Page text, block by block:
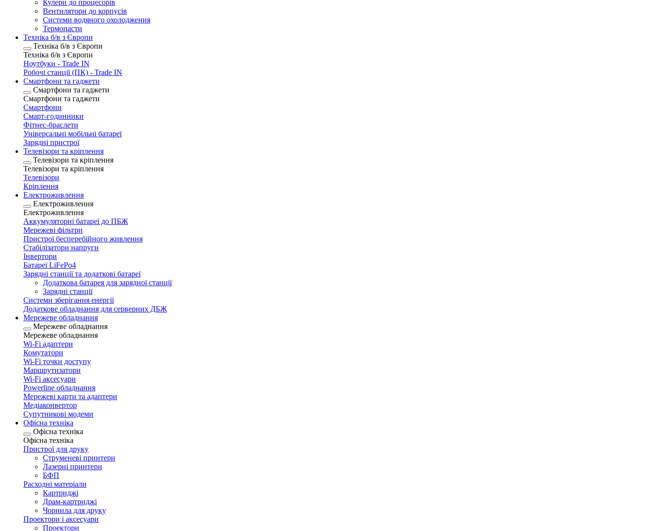
Кулери до процесорів
Вентилятори до корпусів
Системи водяного охолодження
Термопасти
Техніка б/в з Європи
Техніка б/в з Європи
Техніка б/в з Європи
Ноутбуки - Trade IN
Робочі станції (ПК) - Trade IN
Смартфони та гаджети
Смартфони та гаджети
Смартфони та гаджети
Смартфони
Смарт-годинники
Фітнес-браслети
Універсальні мобільні батареї
Зарядні пристрої
Телевізори та кріплення
Телевізори та кріплення
Телевізори та кріплення
Телевізори
Кріплення
Електроживлення
Електроживлення
Електроживлення
Аккумуляторні батареї до ПБЖ
Мережеві фільтри
Пристрої бесперебійного живлення
Стабілізатори напруги
Інвертори
Батареї LiFePo4
Зарядні станції та додаткові батареї
Додаткова батарея для зарядної станції
Зарядні станції
Системи зберігання енергії
Додаткове обладнання для серверних ДБЖ
Мережеве обладнання
Мережеве обладнання
Мережеве обладнання
Wi-Fi адаптери
Комутатори
Wi-Fi точки доступу
Маршрутизатори
Wi-Fi аксесуари
Рowerline обладнання
Мережеві карти та адаптери
Медіаконвертор
Супутникові модеми
Офісна техніка
Офісна техніка
Офісна техніка
Пристрої для друку
Струменеві принтери
Лазерні принтери
БФП
Расходні матеріали
Картриджі
Драм-картриджі
Чорнила для друку
Проектори і аксесуари
Проектори